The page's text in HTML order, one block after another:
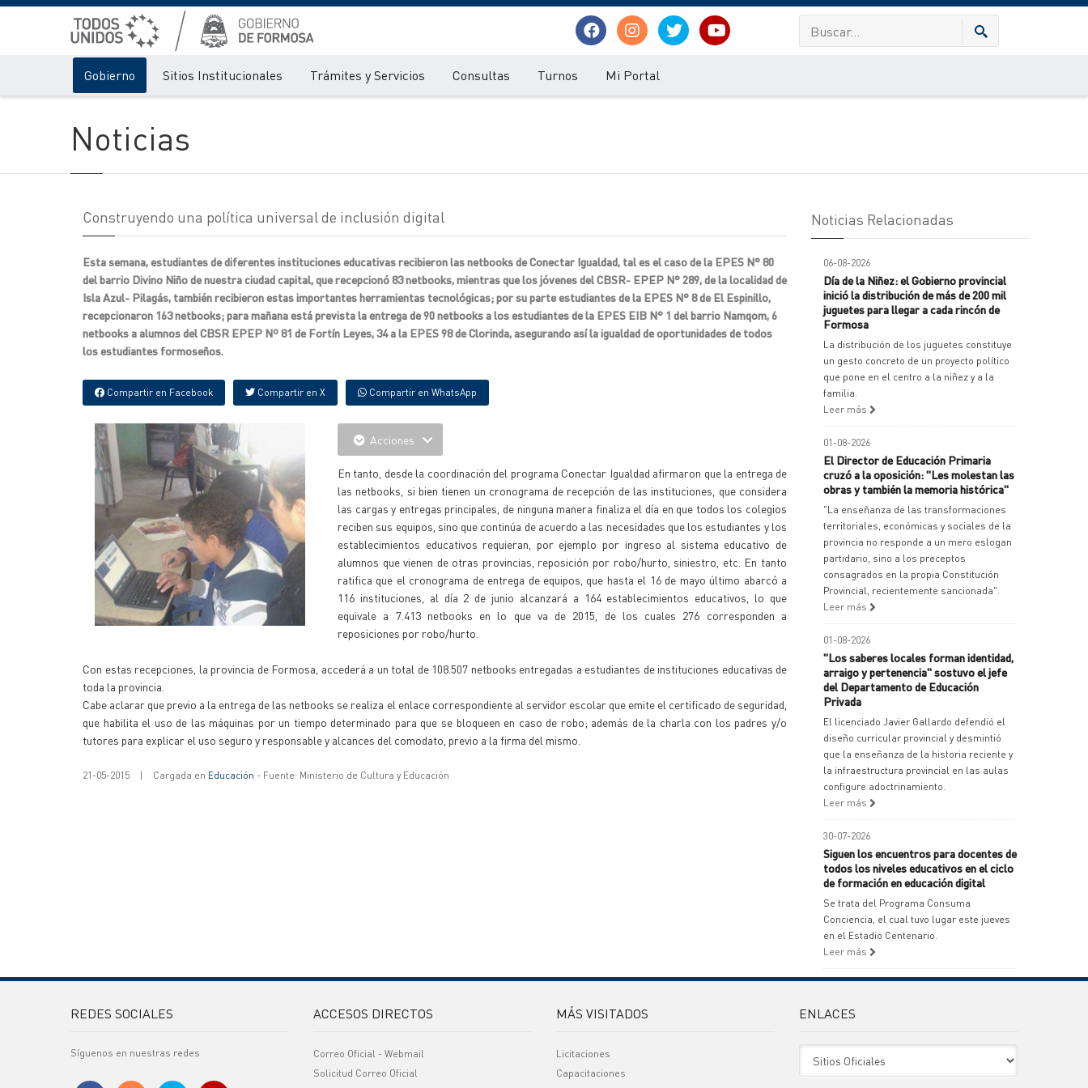
Gobierno Sitios Institucionales Trámites y Servicios Consultas Turnos Mi Portal
Noticias
Construyendo una política universal de inclusión digital
Esta semana, estudiantes de diferentes instituciones educativas recibieron las netbooks de Conectar Igualdad, tal es el caso de la EPES N° 80
del barrio Divino Niño de nuestra ciudad capital, que recepcionó 83 netbooks, mientras que los jóvenes del CBSR- EPEP N° 289, de la localidad de
Isla Azul- Pilagás, también recibieron estas importantes herramientas tecnológicas; por su parte estudiantes de la EPES N° 8 de El Espinillo,
recepcionaron 163 netbooks; para mañana está prevista la entrega de 90 netbooks a los estudiantes de la EPES EIB N° 1 del barrio Namqom, 6
netbooks a alumnos del CBSR EPEP Nº 81 de Fortín Leyes, 34 a la EPES 98 de Clorinda, asegurando así la igualdad de oportunidades de todos
los estudiantes formoseños.
Compartir en Facebook Compartir en X Compartir en WhatsApp
Acciones
En tanto, desde la coordinación del programa Conectar Igualdad afirmaron que la entrega de
las netbooks, si bien tienen un cronograma de recepción de las instituciones, que considera
las cargas y entregas principales, de ninguna manera finaliza el día en que todos los colegios
reciben sus equipos, sino que continúa de acuerdo a las necesidades que los estudiantes y los
establecimientos educativos requieran, por ejemplo por ingreso al sistema educativo de
alumnos que vienen de otras provincias, reposición por robo/hurto, siniestro, etc. En tanto
ratifica que el cronograma de entrega de equipos, que hasta el 16 de mayo último abarcó a
116 instituciones, al día 2 de junio alcanzará a 164 establecimientos educativos, lo que
equivale a 7.413 netbooks en lo que va de 2015, de los cuales 276 corresponden a
reposiciones por robo/hurto.
Con estas recepciones, la provincia de Formosa, accederá a un total de 108.507 netbooks entregadas a estudiantes de instituciones educativas de
toda la provincia.
Cabe aclarar que previo a la entrega de las netbooks se realiza el enlace correspondiente al servidor escolar que emite el certificado de seguridad,
que habilita el uso de las máquinas por un tiempo determinado para que se bloqueen en caso de robo; además de la charla con los padres y/o
tutores para explicar el uso seguro y responsable y alcances del comodato, previo a la firma del mismo.
21-05-2015 | Cargada en Educación - Fuente: Ministerio de Cultura y Educación
Noticias Relacionadas
06-08-2026
Día de la Niñez: el Gobierno provincial
inició la distribución de más de 200 mil
juguetes para llegar a cada rincón de
Formosa
La distribución de los juguetes constituye
un gesto concreto de un proyecto político
que pone en el centro a la niñez y a la
familia.
Leer más
01-08-2026
El Director de Educación Primaria
cruzó a la oposición: "Les molestan las
obras y también la memoria histórica"
"La enseñanza de las transformaciones
territoriales, económicas y sociales de la
provincia no responde a un mero eslogan
partidario, sino a los preceptos
consagrados en la propia Constitución
Provincial, recientemente sancionada".
Leer más
01-08-2026
"Los saberes locales forman identidad,
arraigo y pertenencia" sostuvo el jefe
del Departamento de Educación
Privada
El licenciado Javier Gallardo defendió el
diseño curricular provincial y desmintió
que la enseñanza de la historia reciente y
la infraestructura provincial en las aulas
configure adoctrinamiento.
Leer más
30-07-2026
Siguen los encuentros para docentes de
todos los niveles educativos en el ciclo
de formación en educación digital
Se trata del Programa Consuma
Conciencia, el cual tuvo lugar este jueves
en el Estadio Centenario.
Leer más
REDES SOCIALES
Síguenos en nuestras redes
ACCESOS DIRECTOS
Correo Oficial - Webmail
Solicitud Correo Oficial
MÁS VISITADOS
Licitaciones
Capacitaciones
ENLACES